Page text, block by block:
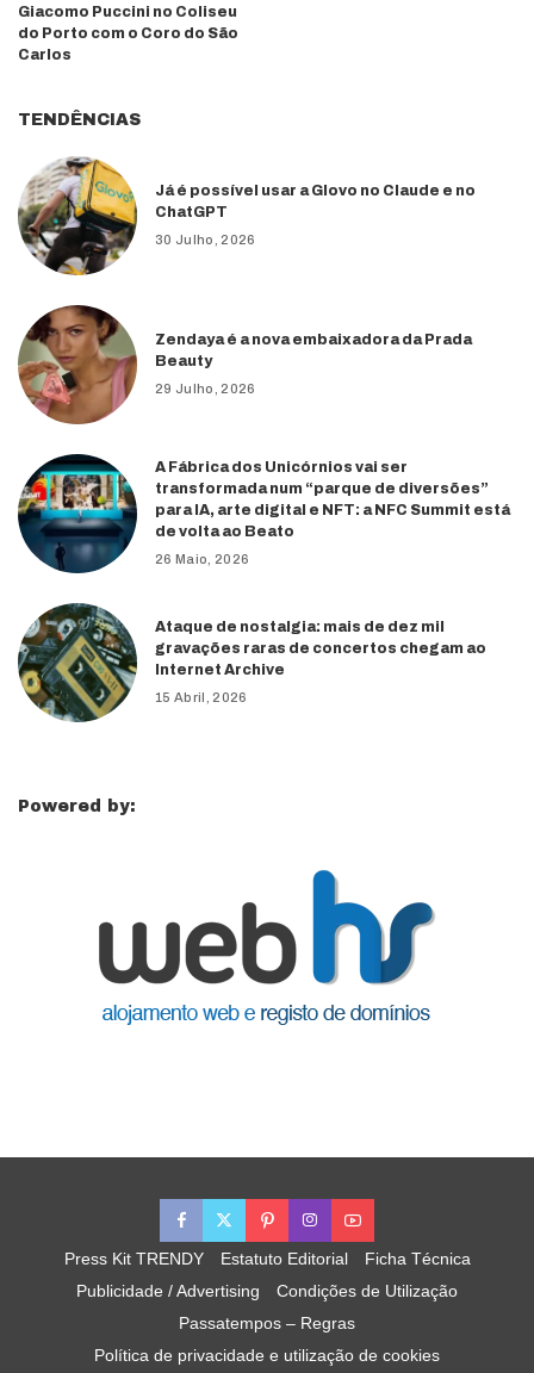
Giacomo Puccini no Coliseu
do Porto com o Coro do São
Carlos
TENDÊNCIAS
Já é possível usar a Glovo no Claude e no
ChatGPT
30 Julho, 2026
Zendaya é a nova embaixadora da Prada
Beauty
29 Julho, 2026
A Fábrica dos Unicórnios vai ser
transformada num “parque de diversões”
para IA, arte digital e NFT: a NFC Summit está
de volta ao Beato
26 Maio, 2026
Ataque de nostalgia: mais de dez mil
gravações raras de concertos chegam ao
Internet Archive
15 Abril, 2026
Powered by:
Press Kit TRENDY Estatuto Editorial
Ficha Técnica
Publicidade / Advertising
Condições de Utilização
Passatempos – Regras
Política de privacidade e utilização de cookies